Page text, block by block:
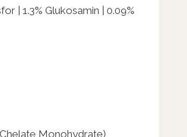
| 1.3% Glukosamin | 0.09%
Monohydrate)